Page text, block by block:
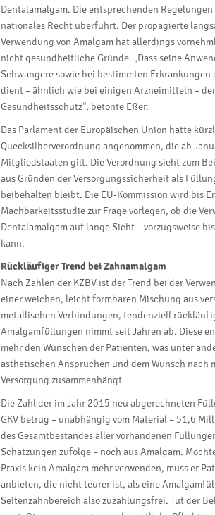
Dentalamalgam. Die entsprechenden
nationales Recht überführt. Der propagierte
Verwendung von Amalgam hat allerdings
nicht gesundheitliche Gründe. „Dass seine
Schwangere sowie bei bestimmten
dient – ähnlich wie bei einigen Arzneimitteln –
Gesundheitsschutz“, betonte Eßer.
Das Parlament der Europäischen Union hatte
Quecksilberverordnung angenommen, die ab
Mitgliedstaaten gilt. Die Verordnung sieht zum
aus Gründen der Versorgungssicherheit als
beibehalten bleibt. Die EU-Kommission wird bis
Machbarkeitsstudie zur Frage vorlegen, ob die
Dentalamalgam auf lange Sicht – vorzugsweise
kann.
Rückläufiger Trend bei Zahnamalgam
Nach Zahlen der KZBV ist der Trend bei der
einer weichen, leicht formbaren Mischung aus
metallischen Verbindungen, tendenziell
Amalgamfüllungen nimmt seit Jahren ab. Diese
mehr den Wünschen der Patienten, was unter
ästhetischen Ansprüchen und dem Wunsch nach
Versorgung zusammenhängt.
Die Zahl der im Jahr 2015 neu abgerechneten
GKV betrug – unabhängig vom Material – 51,6
des Gesamtbestandes aller vorhandenen
Schätzungen zufolge – noch aus Amalgam.
Praxis kein Amalgam mehr verwenden, muss er
anbieten, die nicht teurer ist, als eine
Seitenzahnbereich also zuzahlungsfrei. Tut der